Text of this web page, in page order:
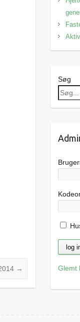
→
Søg
Glemt